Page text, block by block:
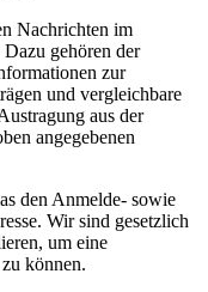
Nachrichten im
gehören der
zur
und vergleichbare
aus der
angegebenen
den Anmelde- sowie
Wir sind gesetzlich
um eine
können.